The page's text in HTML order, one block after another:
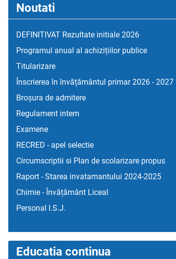
Noutati
DEFINITIVAT Rezultate initiale 2026
Programul anual al achizițiilor publice
Titularizare
Înscrierea în învățământul primar 2026 - 2027
Broșura de admitere
Regulament intern
Examene
RECRED - apel selectie
Circumscriptii si Plan de scolarizare propus
Raport - Starea invatamantului 2024-2025
Chimie - Învățământ Liceal
Personal I.S.J.
Educatia continua